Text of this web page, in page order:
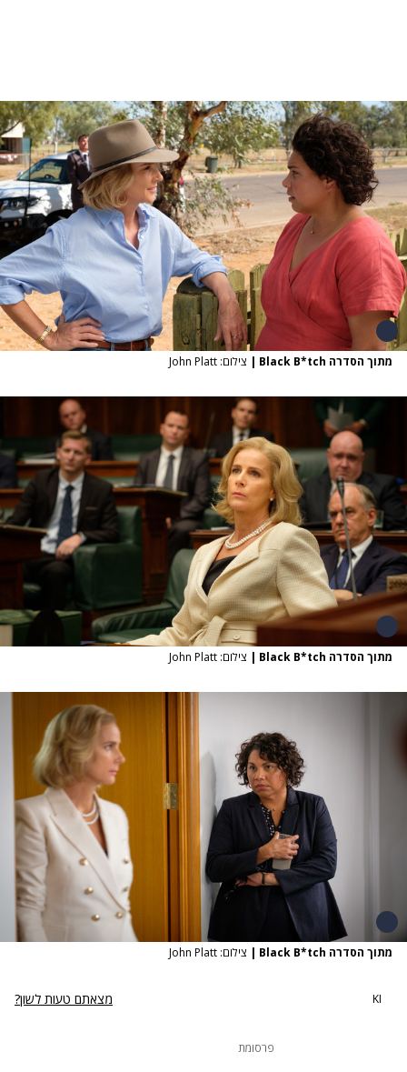
מתוך הסדרה Black B*tch | צילום: John Platt
מתוך הסדרה Black B*tch | צילום: John Platt
מתוך הסדרה Black B*tch | צילום: John Platt
KI מצאתם טעות לשון?
פרסומת